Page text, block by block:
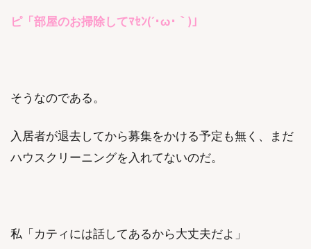
ピ「部屋のお掃除してﾏｾﾝ(´･ω･｀)」
そうなのである。
入居者が退去してから募集をかける予定も無く、まだ
ハウスクリーニングを入れてないのだ。
私「カティには話してあるから大丈夫だよ」